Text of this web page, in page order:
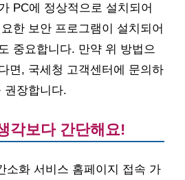
PC에 정상적으로 설치되어
한 보안 프로그램이 설치되어
중요합니다. 만약 위 방법으
면, 국세청 고객센터에 문의하
권장합니다.
각보다 간단해요!
소화 서비스 홈페이지 접속 가